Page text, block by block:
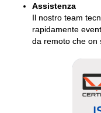
Assistenza
Il nostro team
rapidamente
da remoto che on